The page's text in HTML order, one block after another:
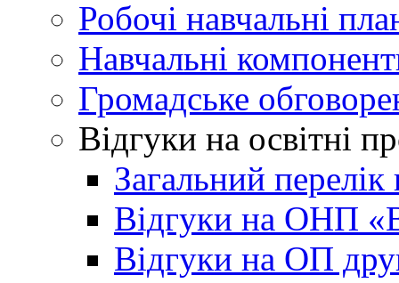
Робочі навчальні
Навчальні
Громадське
Відгуки на освітні
Загальний перелік
Відгуки на ОНП
Відгуки на ОП